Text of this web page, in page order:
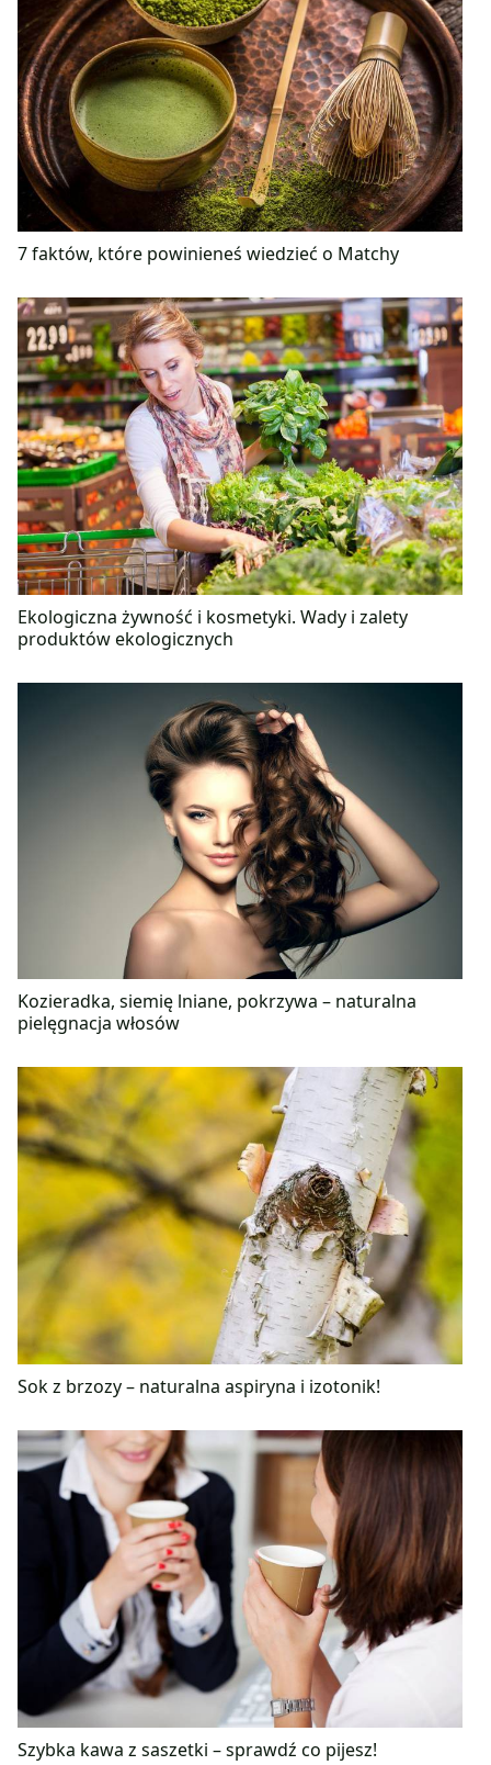
7 faktów, które powinieneś wiedzieć o Matchy
Ekologiczna żywność i kosmetyki. Wady i zalety
produktów ekologicznych
Kozieradka, siemię lniane, pokrzywa – naturalna
pielęgnacja włosów
Sok z brzozy – naturalna aspiryna i izotonik!
Szybka kawa z saszetki – sprawdź co pijesz!